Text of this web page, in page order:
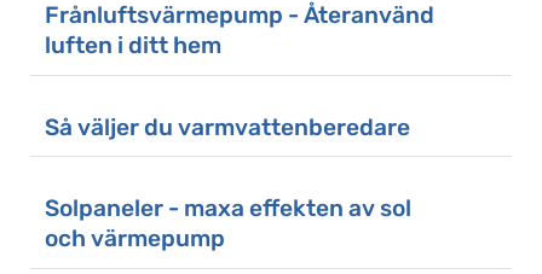
Frånluftsvärmepump - Återanvänd
luften i ditt hem
Så väljer du varmvattenberedare
Solpaneler - maxa effekten av sol
och värmepump